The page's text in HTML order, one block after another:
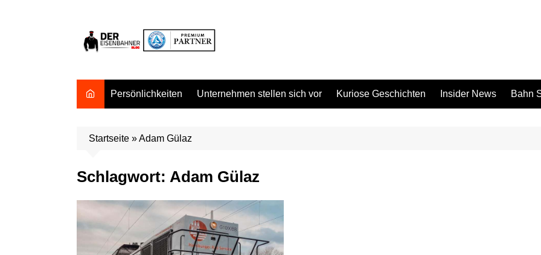
Persönlichkeiten Unternehmen stellen sich vor Kuriose Geschichten Insider News Bahn
Startseite »Adam Gülaz
Schlagwort: Adam Gülaz